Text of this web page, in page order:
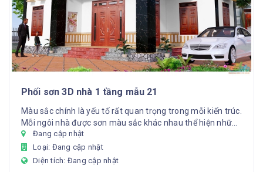
Phối sơn 3D nhà 1 tầng mẫu 21
Màu sắc chính là yếu tố rất quan trọng trong mỗi kiến trúc.
Mỗi ngôi nhà được sơn màu sắc khác nhau thể hiện những
ý ...Đang cập nhật
Loại: Đang cập nhật
Diện tích: Đang cập nhật